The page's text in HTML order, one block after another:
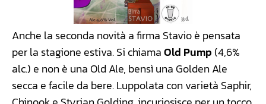
Anche la seconda novità a firma Stavio è pensata
per la stagione estiva. Si chiamaOld Pump (4,6%
alc.) e non è una Old Ale, bensì una Golden Ale
secca e facile da bere. Luppolata con varietà Saphir,